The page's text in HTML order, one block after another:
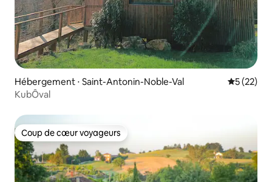
Hébergement ⋅ Saint-Antonin-Noble-Val
5 (22)
KubÔval
Coup de cœur voyageurs
Coup de cœur voyageurs